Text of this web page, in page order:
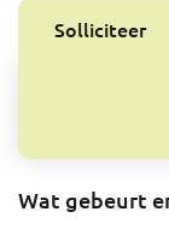
vacature met
25389001.
Solliciteer
Wat gebeurt